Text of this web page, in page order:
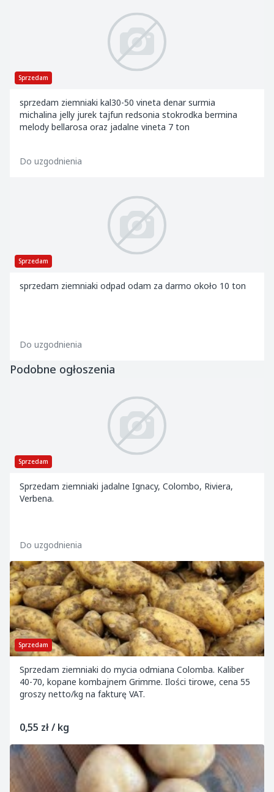
Sprzedam
sprzedam ziemniaki kal30-50 vineta denar surmia
michalina jelly jurek tajfun redsonia stokrodka bermina
melody bellarosa oraz jadalne vineta 7 ton
Do uzgodnienia
Sprzedam
sprzedam ziemniaki odpad odam za darmo około 10 ton
Do uzgodnienia
Podobne ogłoszenia
Sprzedam
Sprzedam ziemniaki jadalne Ignacy, Colombo, Riviera,
Verbena.
Do uzgodnienia
Sprzedam
Sprzedam ziemniaki do mycia odmiana Colomba. Kaliber
40-70, kopane kombajnem Grimme. Ilości tirowe, cena 55
groszy netto/kg na fakturę VAT.
0,55 zł / kg